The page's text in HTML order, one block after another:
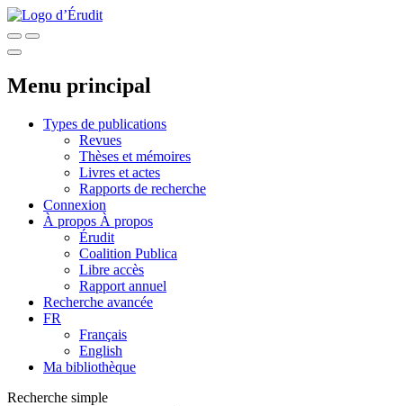
Menu principal
Types de publications
Revues
Thèses et mémoires
Livres et actes
Rapports de recherche
Connexion
À propos À propos
Érudit
Coalition Publica
Libre accès
Rapport annuel
Recherche avancée
FR
Français
English
Ma bibliothèque
Recherche simple